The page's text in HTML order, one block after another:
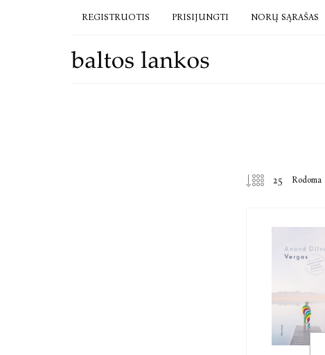
REGISTRUOTIS PRISIJUNGTI NORŲ SĄRAŠAS
Rodoma